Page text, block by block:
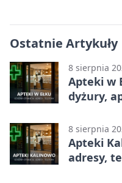
Ostatnie Artykuły
8 sierpnia
Apteki w
dyżury,
8 sierpnia
Apteki
adresy,